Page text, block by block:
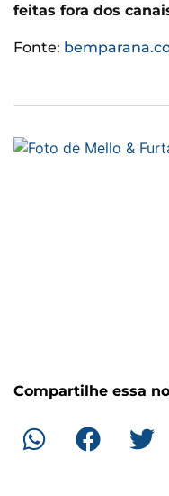
feitas fora dos
Fonte:
Compartilhe essa